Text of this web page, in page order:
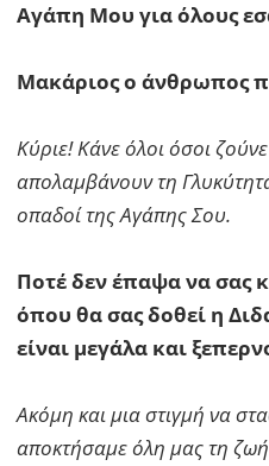
Αγάπη Μου για όλους
Μακάριος ο άνθρωπος
Κύριε! Κάνε όλοι όσοι
απολαμβάνουν τη
οπαδοί της Αγάπης Σου.
Ποτέ δεν έπαψα να σας
όπου θα σας δοθεί η
είναι μεγάλα και
Ακόμη και μια στιγμή να
αποκτήσαμε όλη μας τη